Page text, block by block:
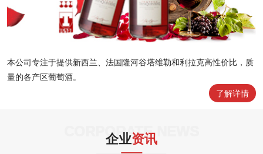
本公司专注于提供新西兰、法国隆河谷塔维勒和利拉克高性价比，质
量的各产区葡萄酒。
了解详情
CORPORATE NEWS
企业资讯